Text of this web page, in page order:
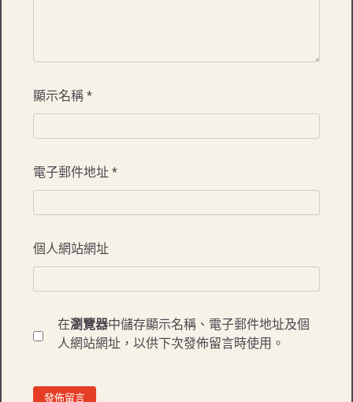
顯示名稱 *
電子郵件地址 *
個人網站網址
在瀏覽器中儲存顯示名稱、電子郵件地址及個
人網站網址，以供下次發佈留言時使用。